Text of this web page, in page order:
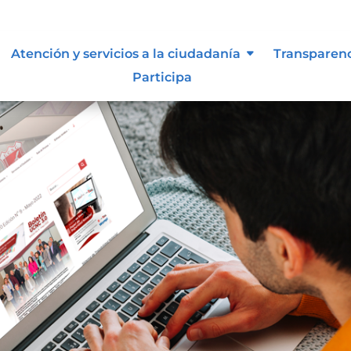
Atención y servicios a la ciudadanía
Participa